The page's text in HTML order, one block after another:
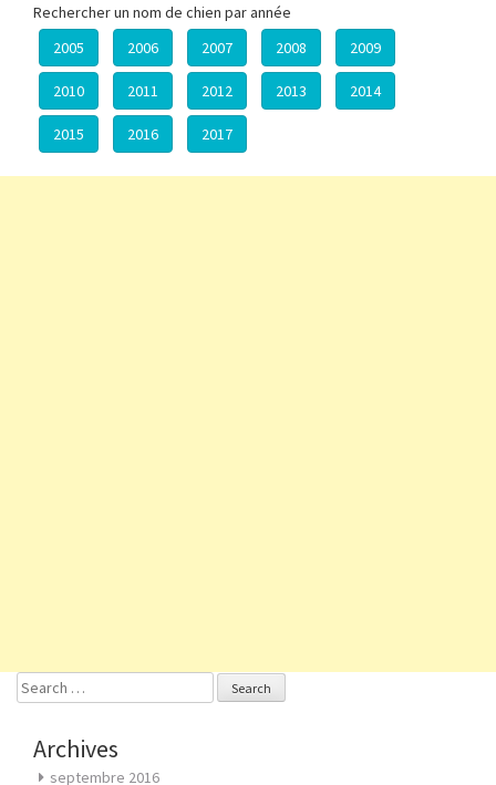
Rechercher un nom de chien par année
2005
2006 2007 2008 2009
2010 2011 2012 2013 2014
2015 2016 2017
Search
Archives
septembre 2016